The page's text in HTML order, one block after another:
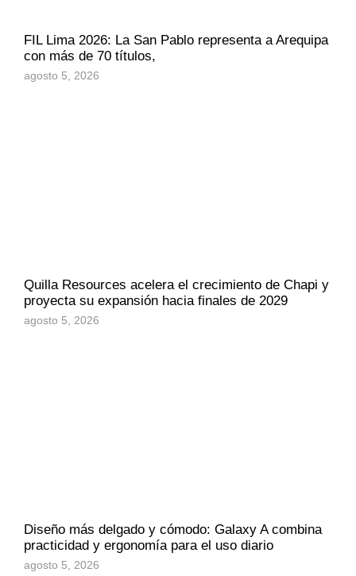
FIL Lima 2026: La San Pablo representa a Arequipa
con más de 70 títulos,
agosto 5, 2026
Quilla Resources acelera el crecimiento de Chapi y
proyecta su expansión hacia finales de 2029
agosto 5, 2026
Diseño más delgado y cómodo: Galaxy A combina
practicidad y ergonomía para el uso diario
agosto 5, 2026